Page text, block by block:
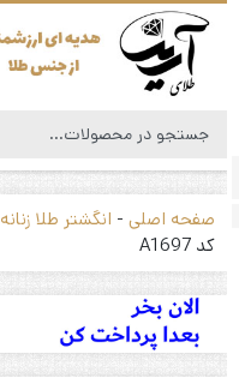
صفحه اصلی- انگشتر طلا زنانه-
کد A1697